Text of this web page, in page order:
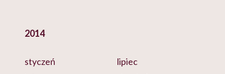
2014
styczeń
lipiec